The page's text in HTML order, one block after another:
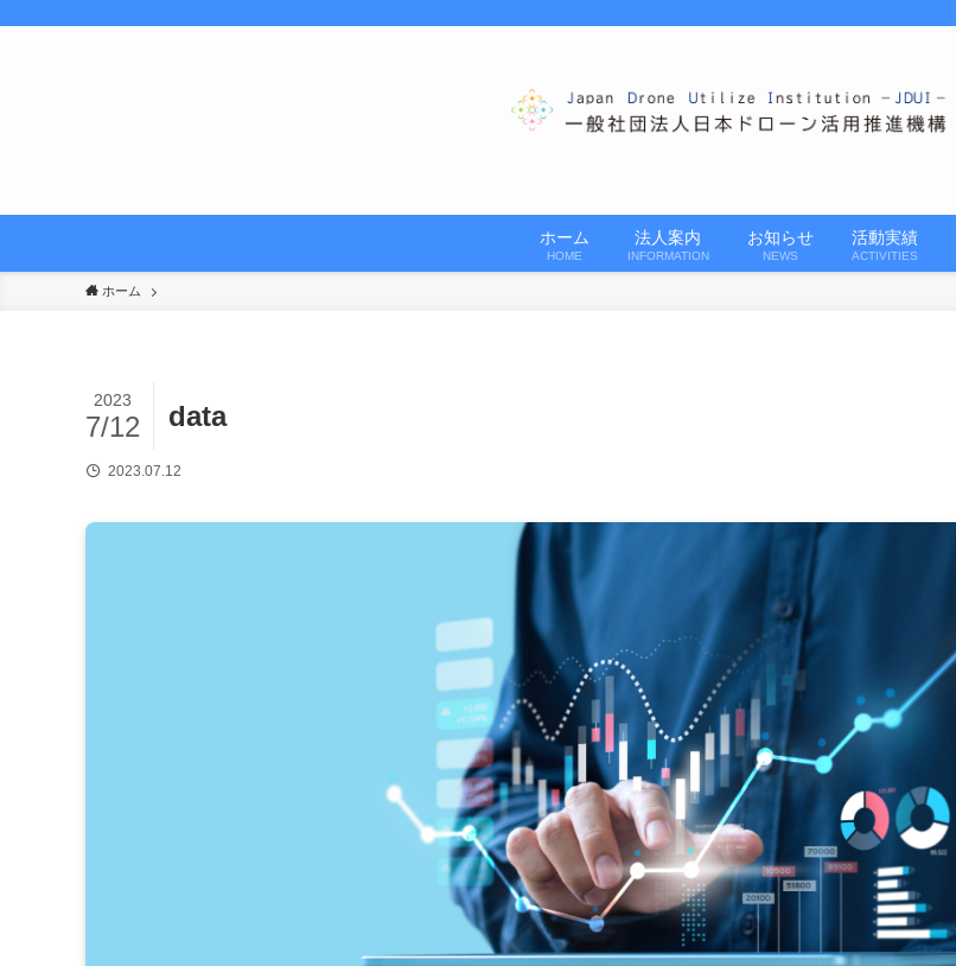
ホーム
HOME
法人案内
INFORMATION
お知らせ
NEWS
活動実績
ACTIVITIES
ホーム
data
2023
7/12
2023.07.12